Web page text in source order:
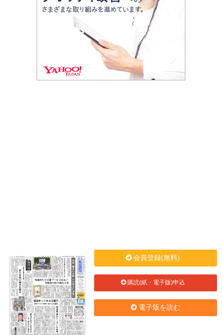
会員登録(無料)
購読(紙・電子版)申込
電子版を読む